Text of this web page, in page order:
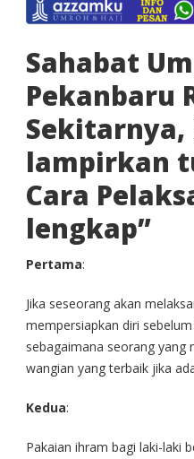
Sahabat
Pekanbaru
lampirkan
Cara
lengkap”
Pertama:
Jika seseorang akan
mempersiapkan diri
sebagaimana seorang yang
wangian yang terbaik jika
Kedua:
Pakaian ihram bagi laki-laki